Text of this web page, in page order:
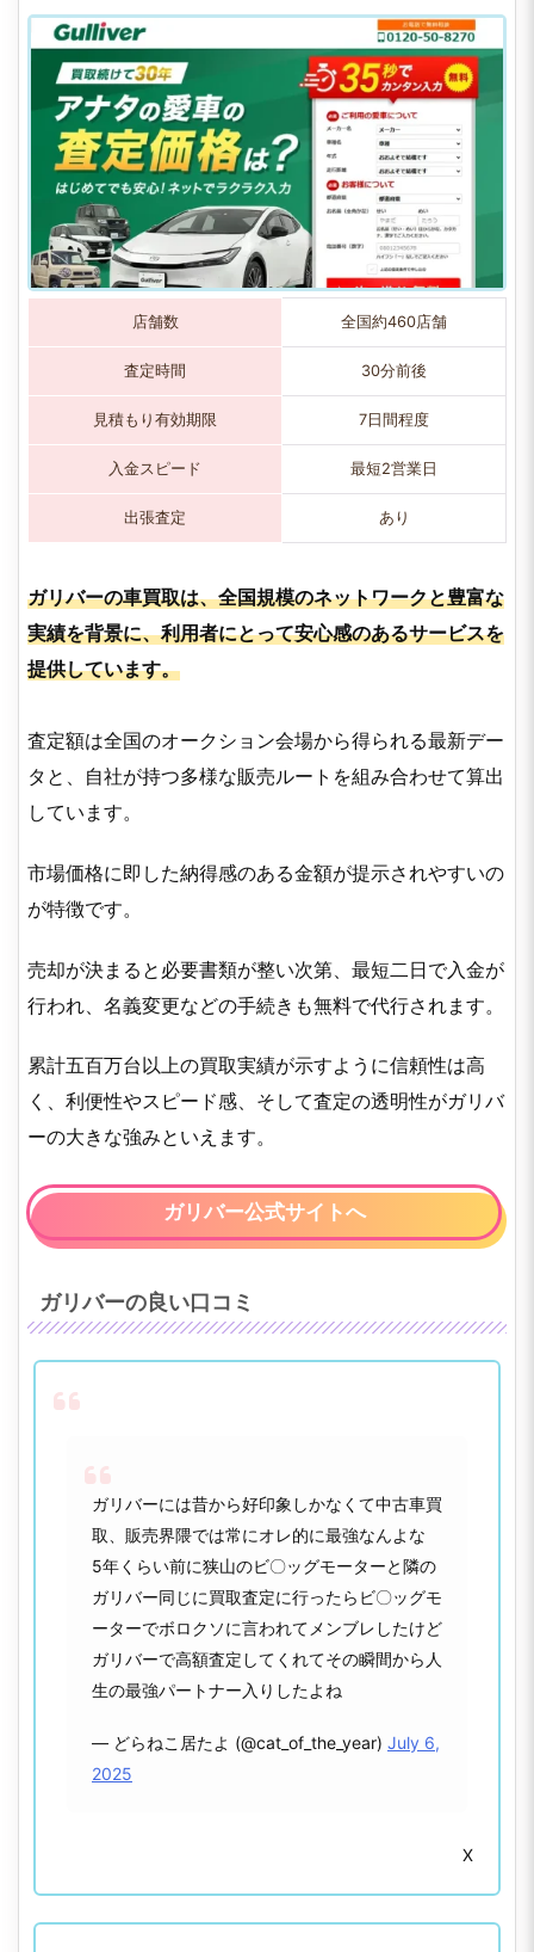
店舗数 全国約460店舗
査定時間 30分前後
見積もり有効期限 7日間程度
入金スピード 最短2営業日
出張査定 あり
ガリバーの車買取は、全国規模のネットワークと豊富な
実績を背景に、利用者にとって安心感のあるサービスを
提供しています。
査定額は全国のオークション会場から得られる最新デー
タと、自社が持つ多様な販売ルートを組み合わせて算出
しています。
市場価格に即した納得感のある金額が提示されやすいの
が特徴です。
売却が決まると必要書類が整い次第、最短二日で入金が
行われ、名義変更などの手続きも無料で代行されます。
累計五百万台以上の買取実績が示すように信頼性は高
く、利便性やスピード感、そして査定の透明性がガリバ
ーの大きな強みといえます。
ガリバー公式サイトへ
ガリバーの良い口コミ
ガリバーには昔から好印象しかなくて中古車買
取、販売界隈では常にオレ的に最強なんよな
5年くらい前に狭山のビ〇ッグモーターと隣の
ガリバー同じに買取査定に行ったらビ〇ッグモ
ーターでボロクソに言われてメンブレしたけど
ガリバーで高額査定してくれてその瞬間から人
生の最強パートナー入りしたよね
— どらねこ居たよ (@cat_of_the_year) July 6,
2025
X